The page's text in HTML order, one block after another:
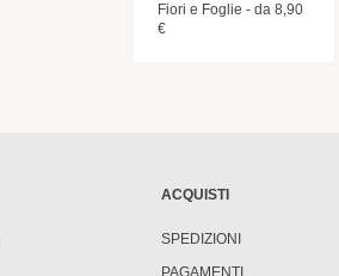
Fiori e Foglie - da 8,90
€
ACQUISTI
SPEDIZIONI
PAGAMENTI